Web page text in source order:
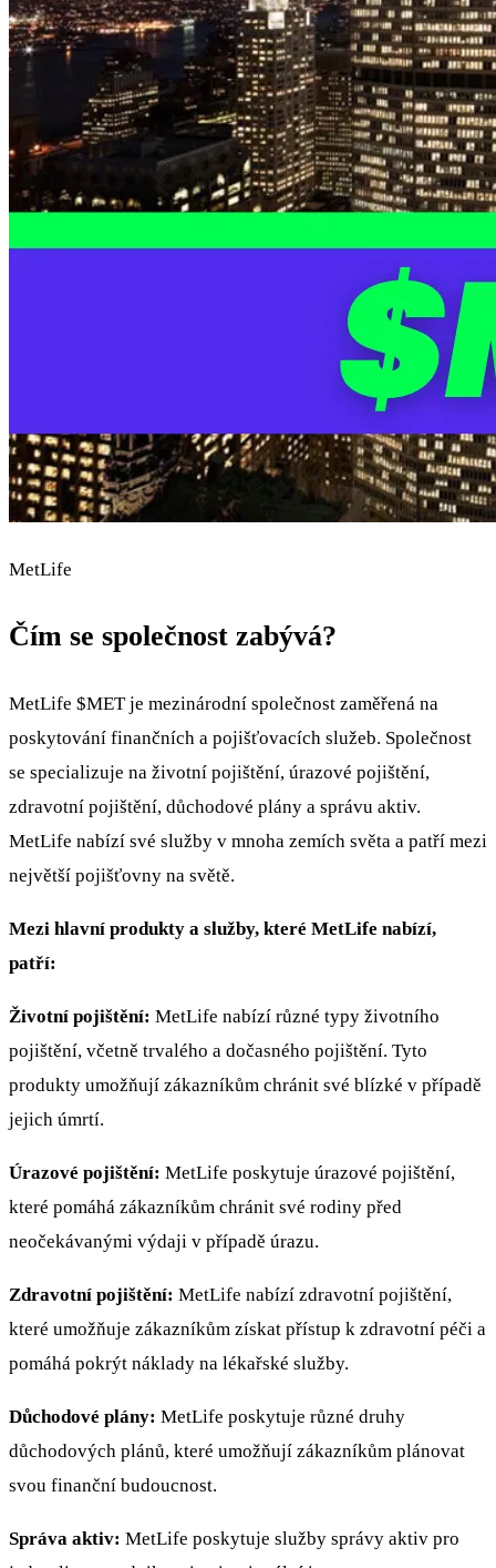
MetLife
Čím se společnost zabývá?
MetLife $METje mezinárodní společnost zaměřená na
poskytování finančních a pojišťovacích služeb. Společnost
se specializuje na životní pojištění, úrazové pojištění,
zdravotní pojištění, důchodové plány a správu aktiv.
MetLife nabízí své služby v mnoha zemích světa a patří mezi
největší pojišťovny na světě.
Mezi hlavní produkty a služby, které MetLife nabízí,
patří:
Životní pojištění: MetLife nabízí různé typy životního
pojištění, včetně trvalého a dočasného pojištění. Tyto
produkty umožňují zákazníkům chránit své blízké v případě
jejich úmrtí.
Úrazové pojištění: MetLife poskytuje úrazové pojištění,
které pomáhá zákazníkům chránit své rodiny před
neočekávanými výdaji v případě úrazu.
Zdravotní pojištění: MetLife nabízí zdravotní pojištění,
které umožňuje zákazníkům získat přístup k zdravotní péči a
pomáhá pokrýt náklady na lékařské služby.
Důchodové plány: MetLife poskytuje různé druhy
důchodových plánů, které umožňují zákazníkům plánovat
svou finanční budoucnost.
Správa aktiv: MetLife poskytuje služby správy aktiv pro